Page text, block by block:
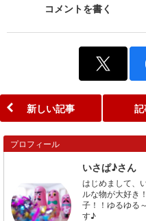
コメントを書く
新しい記事
プロフィール
いさぱ♪さん
はじめまして、
ルな物が大好き
子！！ゆるゆる
す♪